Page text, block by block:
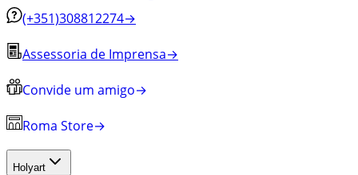
(+351)308812274→
Assessoria de Imprensa→
Convide um amigo→
Roma Store→
Holyart